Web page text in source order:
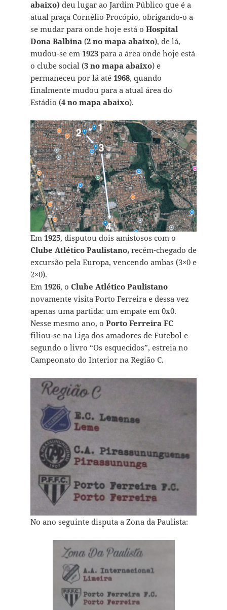
abaixo)deu lugar ao Jardim Público que é a
atual praça Cornélio Procópio, obrigando-o a
se mudar para onde hoje está o Hospital
Dona Balbina (2 no mapa abaixo), de lá,
mudou-se em 1923para a área onde hoje está
o clube social (3 no mapa abaixo) e
permaneceu por lá até 1968, quando
finalmente mudou para a atual área do
Estádio (4 no mapa abaixo).
Em 1925, disputou dois amistosos com o
Clube Atlético Paulistano,recém-chegado de
excursão pela Europa, vencendo ambas (3×0 e
2×0).
Em 1926, o Clube Atlético Paulistano
novamente visita Porto Ferreira e dessa vez
apenas uma partida: um empate em 0x0.
Nesse mesmo ano, o Porto Ferreira FC
filiou-se na Liga dos amadores de Futebol e
segundo o livro “Os esquecidos”, estreia no
Campeonato do Interior na Região C.
No ano seguinte disputa a Zona da Paulista: